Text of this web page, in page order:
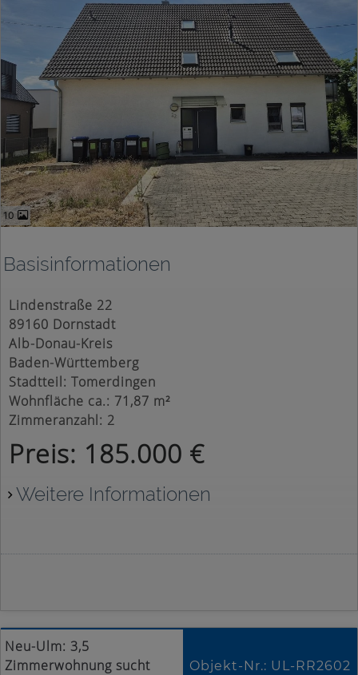
10
Basisinformationen
Lindenstraße 22
89160 Dornstadt
Alb-Donau-Kreis
Baden-Württemberg
Stadtteil: Tomerdingen
Preis: 185.000 €
Wohnfläche ca.: 71,87 m²
Zimmeranzahl: 2
Weitere Informationen
Neu-Ulm: 3,5
Zimmerwohnung sucht
Objekt-Nr.: UL-RR2602